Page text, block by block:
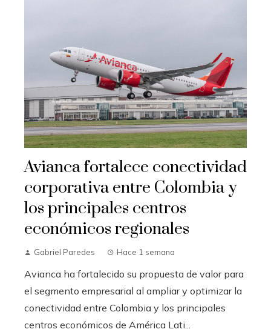
Avianca fortalece conectividad
corporativa entre Colombia y
los principales centros
económicos regionales
Gabriel Paredes Hace 1 semana
Avianca ha fortalecido su propuesta de valor para
el segmento empresarial al ampliar y optimizar la
conectividad entre Colombia y los principales
centros económicos de América Lati...